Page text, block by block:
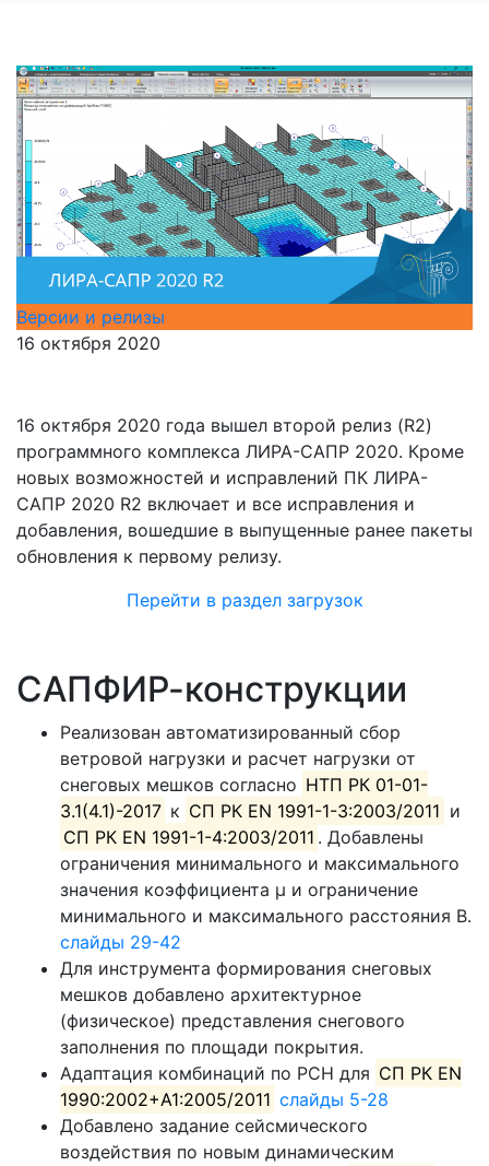
Версии и релизы
16 октября 2020
16 октября 2020 года вышел второй релиз (R2)
программного комплекса ЛИРА-САПР 2020. Кроме
новых возможностей и исправлений ПК ЛИРА-
САПР 2020 R2 включает и все исправления и
добавления, вошедшие в выпущенные ранее пакеты
обновления к первому релизу.
Перейти в раздел загрузок
САПФИР-конструкции
Реализован автоматизированный сбор
ветровой нагрузки и расчет нагрузки от
снеговых мешков согласно НТП РК 01-01-
3.1(4.1)-2017 к СП РК EN 1991-1-3:2003/2011 и
СП РК EN 1991-1-4:2003/2011 . Добавлены
ограничения минимального и максимального
значения коэффициента µ и ограничение
минимального и максимального расстояния B.
слайды 29-42
Для инструмента формирования снеговых
мешков добавлено архитектурное
(физическое) представления снегового
заполнения по площади покрытия.
Адаптация комбинаций по РСН для СП РК EN
1990:2002+A1:2005/2011 слайды 5-28
Добавлено задание сейсмического
воздействия по новым динамическим